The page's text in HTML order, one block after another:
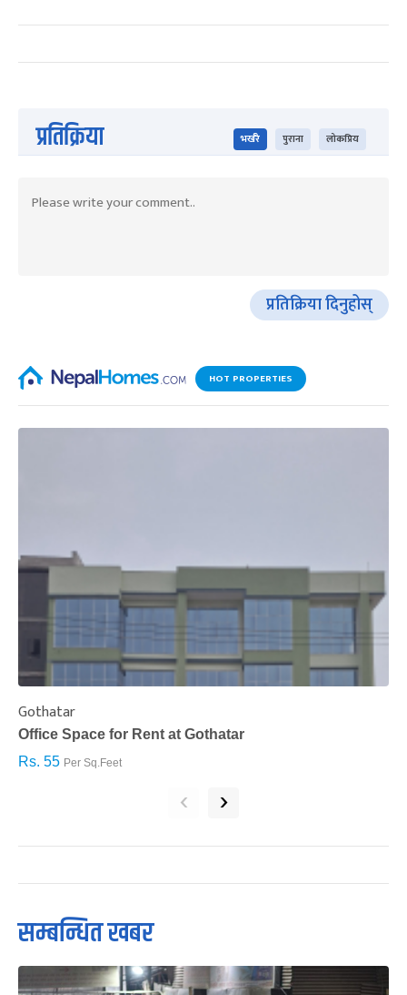
प्रतिक्रिया भर्खरै पुराना लोकप्रिय
प्रतिक्रिया दिनुहोस्
HOT PROPERTIES
Gothatar
Office Space for Rent at Gothatar
Rs. 55 Per Sq.Feet
‹ ›
सम्बन्धित खबर